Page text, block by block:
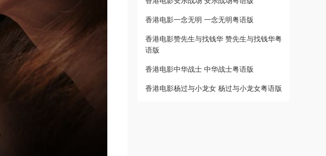
香港电影一念无明 一念无明粤语版
香港电影赞先生与找钱华 赞先生与找钱华粤
语版
香港电影中华战士 中华战士粤语版
香港电影杨过与小龙女 杨过与小龙女粤语版